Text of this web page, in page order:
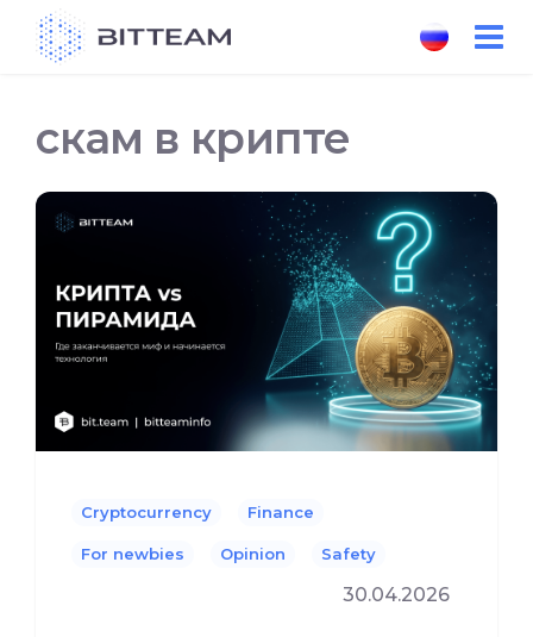
скам в крипте
Cryptocurrency Finance
For newbies Opinion Safety
30.04.2026